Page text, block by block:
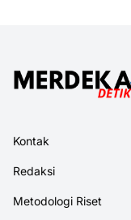
Kontak
Redaksi
Metodologi Riset